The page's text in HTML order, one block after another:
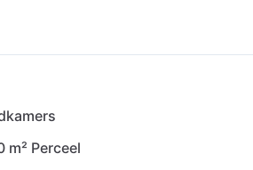
gezinnen of vrienden en
zijn binnen 15 minuten te voet
op slechts 40 km afstand.
m² Perceel